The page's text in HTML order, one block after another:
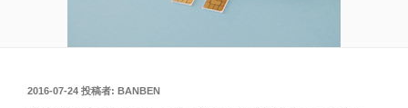
投
2016-07-24 投稿者: BANBEN